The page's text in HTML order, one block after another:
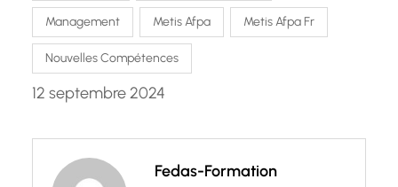
Management Metis Afpa Metis Afpa Fr
Nouvelles Compétences
12 septembre 2024
Fedas-Formation